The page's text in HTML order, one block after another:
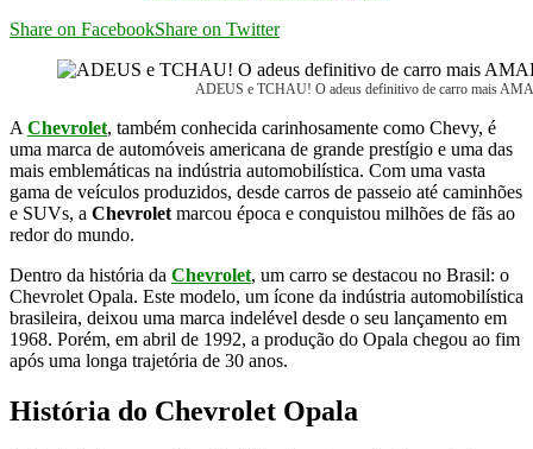
Share on FacebookShare on Twitter
ADEUS e TCHAU! O adeus definitivo de carro mais
A Chevrolet, também conhecida carinhosamente como Chevy, é
uma marca de automóveis americana de grande prestígio e uma das
mais emblemáticas na indústria automobilística. Com uma vasta
gama de veículos produzidos, desde carros de passeio até caminhões
e SUVs, a Chevrolet marcou época e conquistou milhões de fãs ao
redor do mundo.
Dentro da história da Chevrolet, um carro se destacou no Brasil: o
Chevrolet Opala. Este modelo, um ícone da indústria automobilística
brasileira, deixou uma marca indelével desde o seu lançamento em
1968. Porém, em abril de 1992, a produção do Opala chegou ao fim
após uma longa trajetória de 30 anos.
História do Chevrolet Opala